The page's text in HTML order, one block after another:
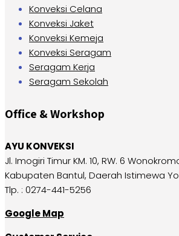
Konveksi Celana
Konveksi Jaket
Konveksi Kemeja
Konveksi Seragam
Seragam Kerja
Seragam Sekolah
Office & Workshop
AYU KONVEKSI
Jl. Imogiri Timur KM. 10, RW. 6
Kabupaten Bantul, Daerah Istimewa
Tlp. : 0274-441-5256
Google Map